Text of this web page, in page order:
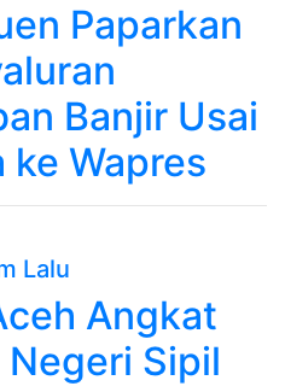
Paparkan
Banjir Usai
ke Wapres
Lalu
Angkat
Sipil